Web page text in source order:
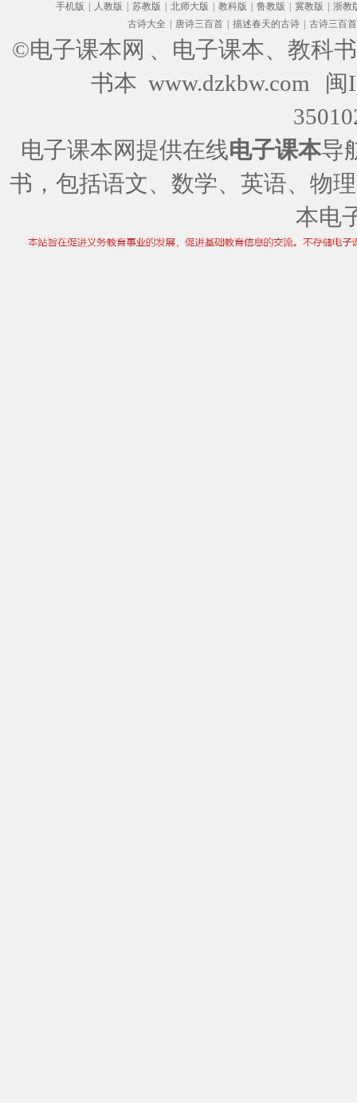
手机版 人教版 苏教版 北师大版 教科版 鲁教版 冀教版
浙教
古诗大全
唐诗三百首 描述春天的古诗 古诗三百首
©电子课本网 、电子课本、教科
书本 www.dzkbw.com
闽
电子课本网提供在线电子课本导
书，包括语文、数学、英语、物
本电